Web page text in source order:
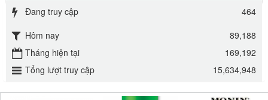
Đường mía thiên nhiên Biên Hòa gói 1kg
Đang truy cập
464
Hôm nay
89,188
Tháng hiện tại
169,192
Tổng lượt truy cập
15,634,948